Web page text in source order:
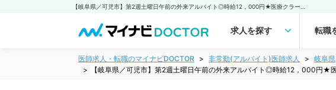
求人を探す 転職
医師求人・転職のマイナビDOCTOR 非常勤(アルバイト)医師求人 岐阜県
【岐阜県／可児市】第2週土曜日午前の外来アルバイト◎時給12，000円★